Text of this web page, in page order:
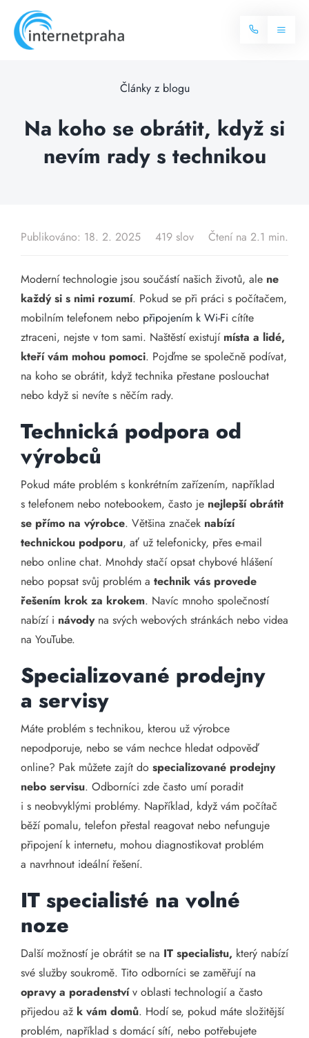
content
Toggle
Internet
Balíčky internetu
Televize
Blog
Kontakt
Články z blogu
Na koho se obrátit, když si
nevím rady s technikou
Publikováno: 18. 2. 2025 419 slov Čtení na 2.1 min.
Moderní technologie jsou součástí našich životů, ale ne
každý si s nimi rozumí. Pokud se při práci s počítačem,
mobilním telefonem nebo připojením k Wi-Fi cítíte
ztraceni, nejste v tom sami. Naštěstí existují místa a lidé,
kteří vám mohou pomoci. Pojďme se společně podívat,
na koho se obrátit, když technika přestane poslouchat
nebo když si nevíte s něčím rady.
Technická podpora od
výrobců
Pokud máte problém s konkrétním zařízením, například
s telefonem nebo notebookem, často je nejlepší obrátit
se přímo na výrobce. Většina značek nabízí
technickou podporu, ať už telefonicky, přes e-mail
nebo online chat. Mnohdy stačí opsat chybové hlášení
nebo popsat svůj problém a technik vás provede
řešením krok za krokem. Navíc mnoho společností
nabízí i návodyna svých webových stránkách nebo videa
na YouTube.
Specializované prodejny
a servisy
Máte problém s technikou, kterou už výrobce
nepodporuje, nebo se vám nechce hledat odpověď
online? Pak můžete zajít do specializované prodejny
nebo servisu. Odborníci zde často umí poradit
i s neobvyklými problémy. Například, když vám počítač
běží pomalu, telefon přestal reagovat nebo nefunguje
připojení k internetu, mohou diagnostikovat problém
a navrhnout ideální řešení.
IT specialisté na volné
noze
Další možností je obrátit se na IT specialistu, který nabízí
své služby soukromě. Tito odborníci se zaměřují na
opravy a poradenstvív oblasti technologií a často
přijedou až k vám domů. Hodí se, pokud máte složitější
problém, například s domácí sítí, nebo potřebujete